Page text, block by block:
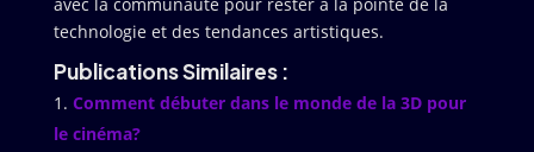
technologie et des tendances artistiques.
Publications Similaires :
Comment débuter dans le monde de la 3D pour
le cinéma?